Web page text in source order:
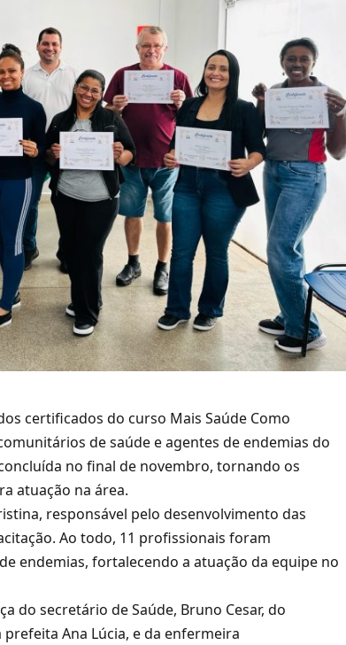
certificados do curso Mais Saúde Como
de saúde e agentes de endemias do
no final de novembro, tornando os
atuação na área.
responsável pelo desenvolvimento das
Ao todo, 11 profissionais foram
endemias, fortalecendo a atuação da equipe no
do secretário de Saúde, Bruno Cesar, do
Ana Lúcia, e da enfermeira